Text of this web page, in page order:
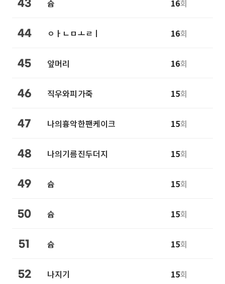
43 슙 16회
44 ㅇㅏㄴㅁㅗㄹㅣ 16회
45 앞머리 16회
46 직우와피가죽 15회
47 나의흉악한팬케이크 15회
48 나의기름진두더지 15회
49 슙 15회
50 슙 15회
51 슙 15회
52 나지기 15회